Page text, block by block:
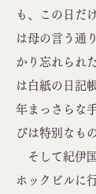
も、この日だ
は母の言う通
かり忘れられ
は白紙の日記
年まっさらな
びは特別なも
そして紀伊
ホックビルに